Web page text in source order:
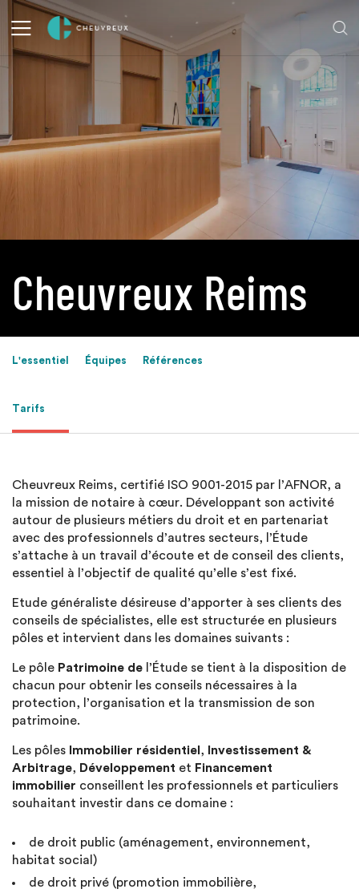
Cheuvreux Reims
L'essentiel Équipes Références
Tarifs
Cheuvreux Reims, certifié ISO 9001-2015 par l’AFNOR, a
la mission de notaire à cœur. Développant son activité
autour de plusieurs métiers du droit et en partenariat
avec des professionnels d’autres secteurs, l’Étude
s’attache à un travail d’écoute et de conseil des clients,
essentiel à l’objectif de qualité qu’elle s’est fixé.
Etude généraliste désireuse d’apporter à ses clients des
conseils de spécialistes, elle est structurée en plusieurs
pôles et intervient dans les domaines suivants :
Le pôle Patrimoine de l’Étude se tient à la disposition de
chacun pour obtenir les conseils nécessaires à la
protection, l’organisation et la transmission de son
patrimoine.
Les pôles Immobilier résidentiel ,
Investissement &
Arbitrage, Développement et Financement
immobilier conseillent les professionnels et particuliers
souhaitant investir dans ce domaine :
de droit public (aménagement, environnement,
habitat social)
de droit privé (promotion immobilière,